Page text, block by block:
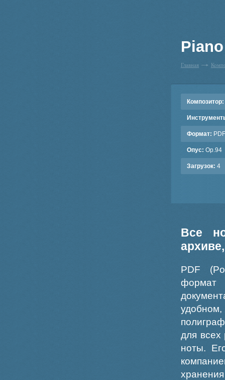
Главная
Композитор:
Формат: PDF
Опус: Op.94
Загрузок: 4
Все
PDF
формат
для всех
ноты.